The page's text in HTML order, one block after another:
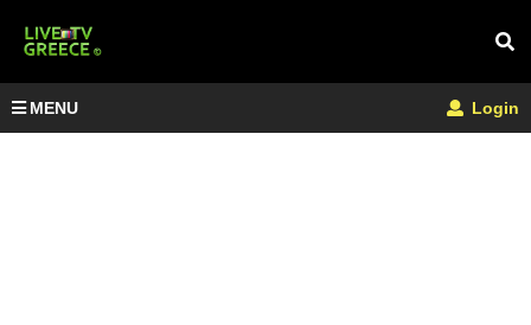
MENU Login